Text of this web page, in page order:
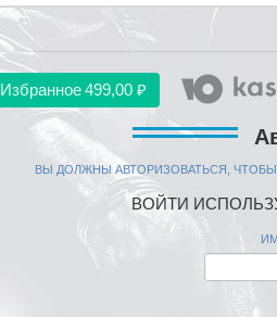
Избранное499,00 ₽
ВЫ ДОЛЖНЫ АВТОРИЗОВАТЬСЯ,
ВОЙТИ